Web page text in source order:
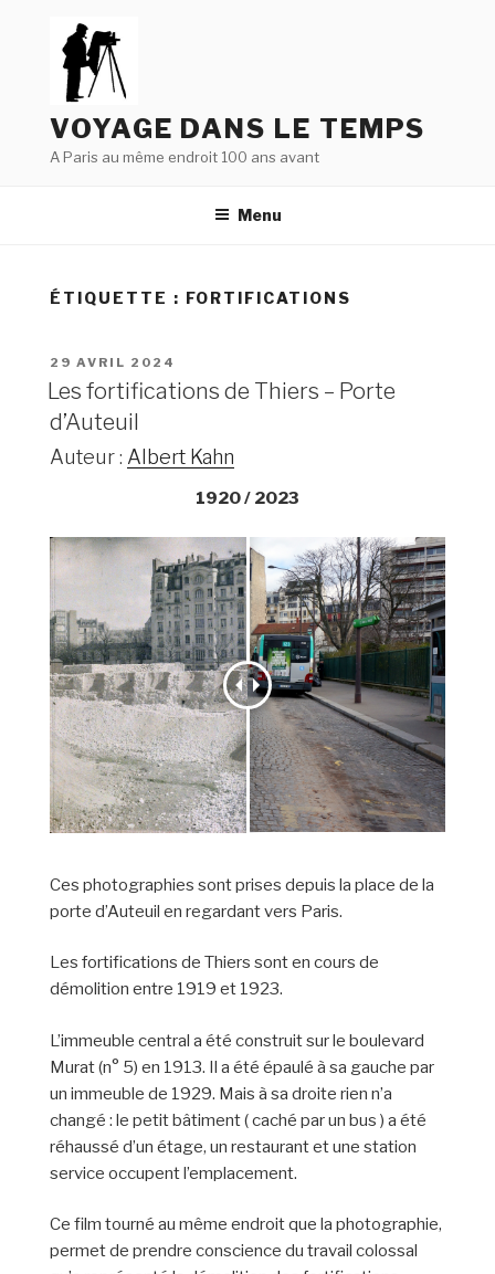
VOYAGE DANS LE TEMPS
A Paris au même endroit 100 ans avant
Menu
ÉTIQUETTE : FORTIFICATIONS
PUBLIÉ
LE
29 AVRIL 2024
Les fortifications de Thiers – Porte
d’Auteuil
Auteur : Albert Kahn
1920 / 2023
Ces photographies sont prises depuis la place de la
porte d’Auteuil en regardant vers Paris.
Les fortifications de Thiers sont en cours de
démolition entre 1919 et 1923.
L’immeuble central a été construit sur le boulevard
Murat (n° 5) en 1913. Il a été épaulé à sa gauche par
un immeuble de 1929. Mais à sa droite rien n’a
changé : le petit bâtiment ( caché par un bus ) a été
réhaussé d’un étage, un restaurant et une station
service occupent l’emplacement.
Ce film tourné au même endroit que la photographie,
permet de prendre conscience du travail colossal